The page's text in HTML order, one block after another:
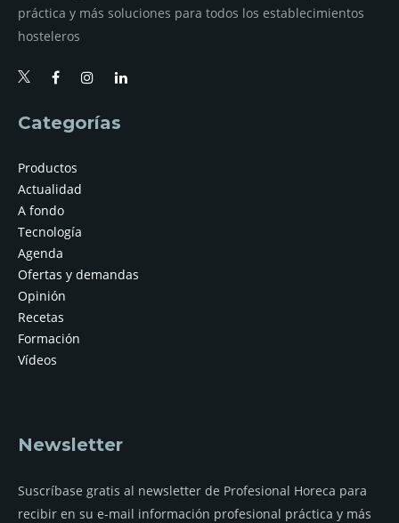
práctica y más soluciones para todos los establecimientos
hosteleros
Categorías
Productos
Actualidad
A fondo
Tecnología
Agenda
Ofertas y demandas
Opinión
Recetas
Formación
Vídeos
Newsletter
Suscríbase gratis al newsletter de Profesional Horeca para
recibir en su e-mail información profesional práctica y más